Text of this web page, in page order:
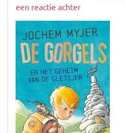
op
een reactie achterop
de
Populaire
Kinderboeken
van
2019
die
Jonge
Lezers
Betoverden